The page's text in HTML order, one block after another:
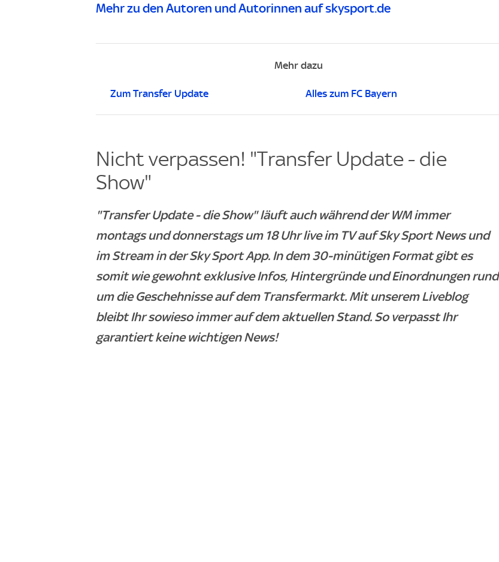
Mehr zu den Autoren und Autorinnen auf skysport.de
Mehr dazu
Zum Transfer Update Alles zum FC Bayern
Nicht verpassen! "Transfer Update - die
Show"
"Transfer Update - die Show" läuft auch während der WM immer
montags und donnerstags um 18 Uhr live im TV auf Sky Sport News und
im Stream in der Sky Sport App. In dem 30-minütigen Format gibt es
somit wie gewohnt exklusive Infos, Hintergründe und Einordnungen rund
um die Geschehnisse auf dem Transfermarkt. Mit unserem Liveblog
bleibt Ihr sowieso immer auf dem aktuellen Stand. So verpasst Ihr
garantiert keine wichtigen News!